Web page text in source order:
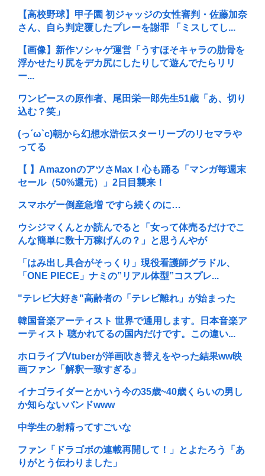
【高校野球】甲子園 初ジャッジの女性審判・佐藤加奈
さん、自ら判定覆したプレーを謝罪 「ミスしてし...
【画像】新作ソシャゲ運営「うすほそキャラの肋骨を
浮かせたり尻をデカ尻にしたりして遊んでたらリリ
ー...
ワンピースの原作者、尾田栄一郎先生51歳「あ、切り
込む？笑」
(っ´ω`c)朝から幻想水滸伝スターリープのリセマラや
ってる
【 】AmazonのアツさMax！心も踊る「マンガ毎週末
セール（50%還元）」2日目襲来！
スマホゲー倒産急増 ですら続くのに…
ウシジマくんとか読んでると「女って体売るだけでこ
んな簡単に数十万稼げんの？」と思うんやが
「はみ出し具合がそっくり」現役看護師グラドル、
「ONE PIECE」ナミの”リアル体型”コスプレ...
"テレビ大好き"高齢者の「テレビ離れ」が始まった
韓国音楽アーティスト 世界で通用します。日本音楽ア
ーティスト 聴かれてるの国内だけです。この違い...
ホロライブVtuberが洋画吹き替えをやった結果ww映
画ファン「解釈一致すぎる」
イナゴライダーとかいう今の35歳~40歳くらいの男し
か知らないバンドwww
中学生の射精ってすごいな
ファン「ドラゴボの連載再開して！」とよたろう「あ
りがとう伝わりました」